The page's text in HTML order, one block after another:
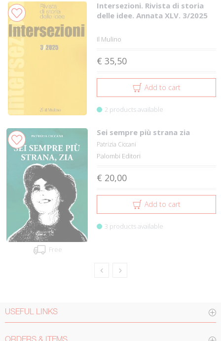
Intersezioni. Rivista di storia
delle idee. Annata XLV. 3/2025
Il Mulino
€ 35,50
Add to cart
2 products available
Free
Sei sempre più strana zia
Patrizia Ciccani
Palombi Editori
€ 20,00
Add to cart
3 products available
USEFUL LINKS